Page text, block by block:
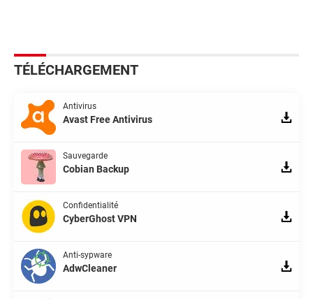
TÉLÉCHARGEMENT
Antivirus
Avast Free Antivirus
Sauvegarde
Cobian Backup
Confidentialité
CyberGhost VPN
Anti-sypware
AdwCleaner